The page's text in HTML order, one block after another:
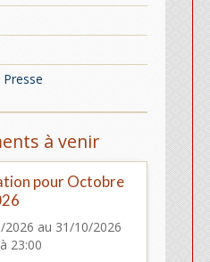
Presse
à venir
pour Octobre
2026 au 31/10/2026
à 23:00